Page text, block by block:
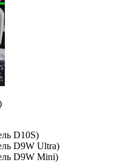
D10S)
D9W Ultra)
D9W Mini)